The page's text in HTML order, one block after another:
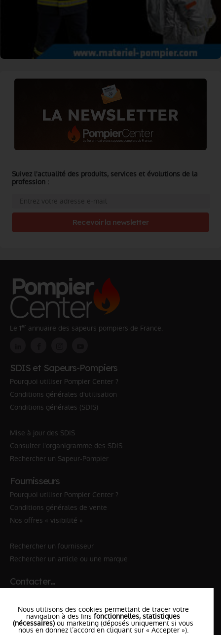
Suivez l'actualité des produits, services et évolutions de la
profession :
Recevoir la newsletter
Le 1er annuaire des sapeurs pompiers de France.
SDIS et Sapeurs-Pompiers
Pourquoi utiliser Pompier Center ?
Conditions générales d'utilisation
Conditions générales (SDIS)
Mise à jour des SDIS
Consulter l'organigramme des SDIS
Rechercher un Sapeur-Pompier
Fournisseurs
Pourquoi utiliser Pompier Center ?
Conditions générales de vente
Nos offres « visibilité »
Rechercher un fournisseur
Rechercher un article ou une marque
Contacter…
✆ 18№National Sapeurs-Pompiers
le SDIS
Nous utilisons des cookies permettant de tracer votre
navigation à des fins fonctionnelles, statistiques
(nécessaires) ou marketing (déposés uniquement si vous
nous en donnez l’accord en cliquant sur « Accepter »).